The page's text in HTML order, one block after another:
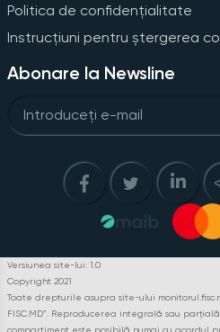
Politica de confidențialitate
Instrucțiuni pentru ștergerea
Abonare la Newsline
Versiunea site-lui: 1.0
Copyright 2021
Toate drepturile asupra site-ului
FISC.MD”. Reproducerea integrală sau